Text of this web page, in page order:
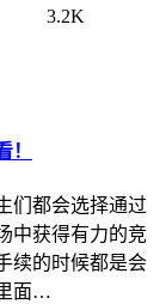
3.2K
！
们都会选择通过
中获得有力的竞
续的时候都是会
面…